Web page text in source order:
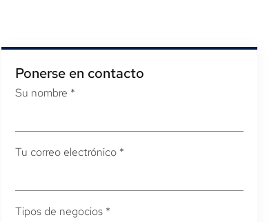
Ponerse en contacto
Su nombre *
Tu correo electrónico *
Tipos de negocios *